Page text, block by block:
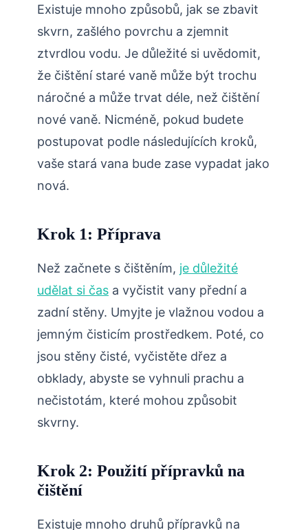
Existuje mnoho způsobů, jak se zbavit
skvrn, zašlého povrchu a zjemnit
ztvrdlou vodu. Je důležité si uvědomit,
že čištění staré vaně může být trochu
náročné a může trvat déle, než čištění
nové vaně. Nicméně, pokud budete
postupovat podle následujících kroků,
vaše stará vana bude zase vypadat jako
nová.
Krok 1: Příprava
Než začnete s čištěním, je důležité
udělat si čas a vyčistit vany přední a
zadní stěny. Umyjte je vlažnou vodou a
jemným čisticím prostředkem. Poté, co
jsou stěny čisté, vyčistěte dřez a
obklady, abyste se vyhnuli prachu a
nečistotám, které mohou způsobit
skvrny.
Krok 2: Použití přípravků na
čištění
Existuje mnoho druhů přípravků na